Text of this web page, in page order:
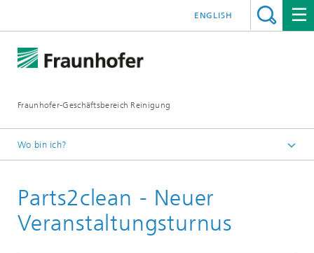
Fraunhofer-Geschäftsbereich Reinigung
ENGLISH
Wo bin ich?
Newsletter 01/2024
Parts2clean - Neuer
Veranstaltungsturnus